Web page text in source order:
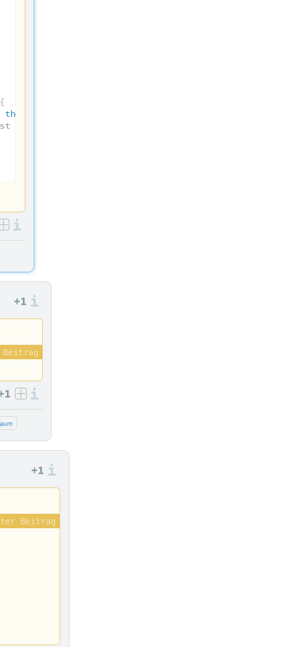
{
this
den helptext wieder
bewerten
positiv bewerten
+1
bewerten
positiv bewerten
+1